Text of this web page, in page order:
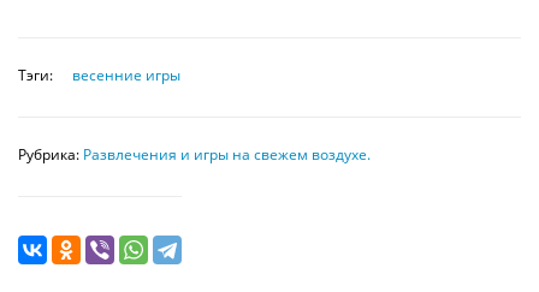
Тэги: весенние игры
Рубрика: Развлечения и игры на свежем воздухе.